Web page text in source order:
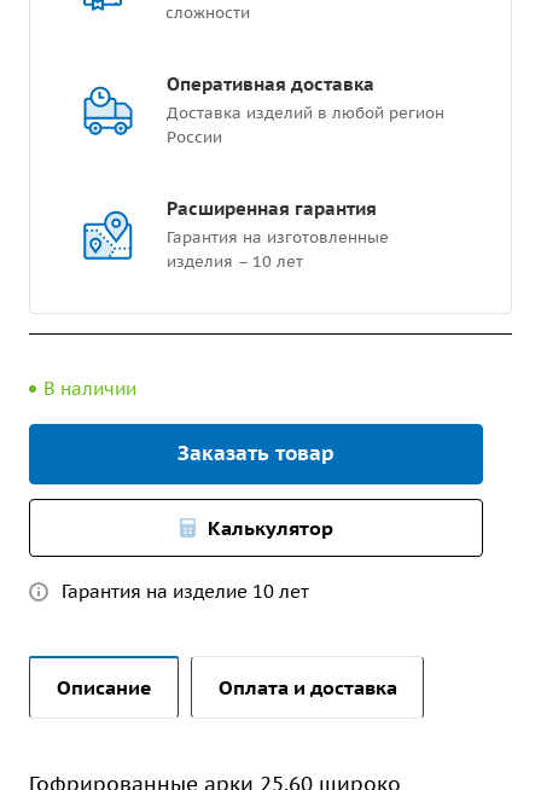
сложности
Оперативная доставка
Доставка изделий в любой регион
России
Расширенная гарантия
Гарантия на изготовленные
изделия – 10 лет
В наличии
Заказать товар
Калькулятор
Гарантия на изделие 10 лет
Описание Оплата и доставка
Гофрированные арки 25.60 широко